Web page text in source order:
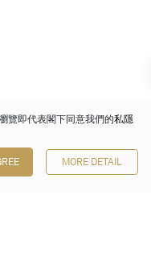
覽即代表閣下同意我們的私隱
MORE DETAIL